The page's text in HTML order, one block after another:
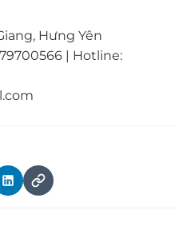
Hưng Yên
| Hotline: